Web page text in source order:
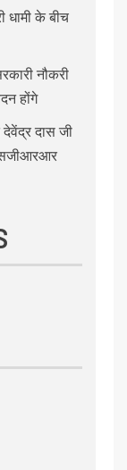
धामी के बीच
नौकरी
होंगे
दास जी